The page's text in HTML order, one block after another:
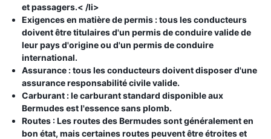
et passagers.< /li>
Exigences en matière de permis :tous les conducteurs
doivent être titulaires d'un permis de conduire valide de
leur pays d'origine ou d'un permis de conduire
international.
Assurance :tous les conducteurs doivent disposer d'une
assurance responsabilité civile valide.
Carburant : le carburant standard disponible aux
Bermudes est l'essence sans plomb.
Routes :Les routes des Bermudes sont généralement en
bon état, mais certaines routes peuvent être étroites et